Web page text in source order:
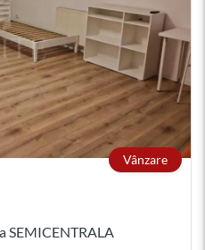
Vânzare
SEMICENTRALA